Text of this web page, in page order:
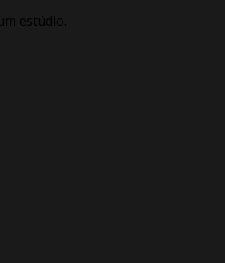
estúdio.